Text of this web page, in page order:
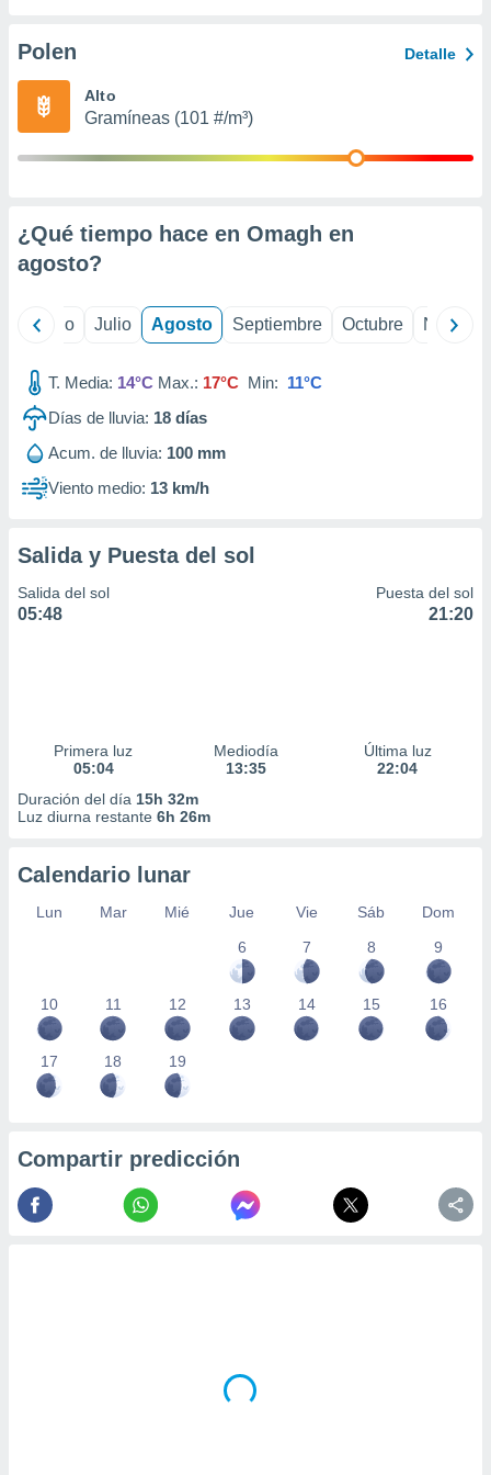
e
mediante
de
1199
Polen Detalle
Alto
Gramíneas (101 #/m³)
¿Qué tiempo hace en Omagh en
agosto?
Junio Julio Agosto Septiembre Octubre
T. Media: 14°C Max.: 17°C Min: 11°C
Días de lluvia: 18 días
Acum. de lluvia: 100 mm
Viento medio: 13 km/h
Salida y Puesta del sol
Salida del sol
05:48
Puesta del sol
21:20
Primera luz
05:04
Mediodía
13:35
Última luz
22:04
Duración del día 15h 32m
Luz diurna restante 6h 26m
Calendario lunar
Lun Mar Mié Jue Vie Sáb
Dom
6
7 8 9
10 11 12 13 14 15 16
17 18 19
Compartir predicción